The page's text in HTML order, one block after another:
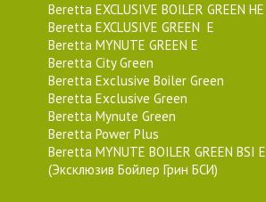
Beretta EXCLUSIVE BOILER GREEN HE
Beretta EXCLUSIVE GREEN E
Beretta MYNUTE GREEN E
Beretta City Green
Beretta Exclusive Boiler Green
Beretta Exclusive Green
Beretta Mynute Green
Beretta Power Plus
Beretta MYNUTE BOILER GREEN BSI E
(Эксклюзив Бойлер Грин БСИ)